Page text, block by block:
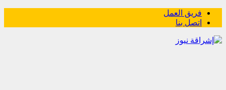
فريق العمل
اتصل بنا